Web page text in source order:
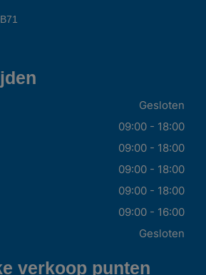
Gesloten
09:00 - 18:00
09:00 - 18:00
09:00 - 18:00
09:00 - 18:00
09:00 - 16:00
Gesloten
verkoop punten